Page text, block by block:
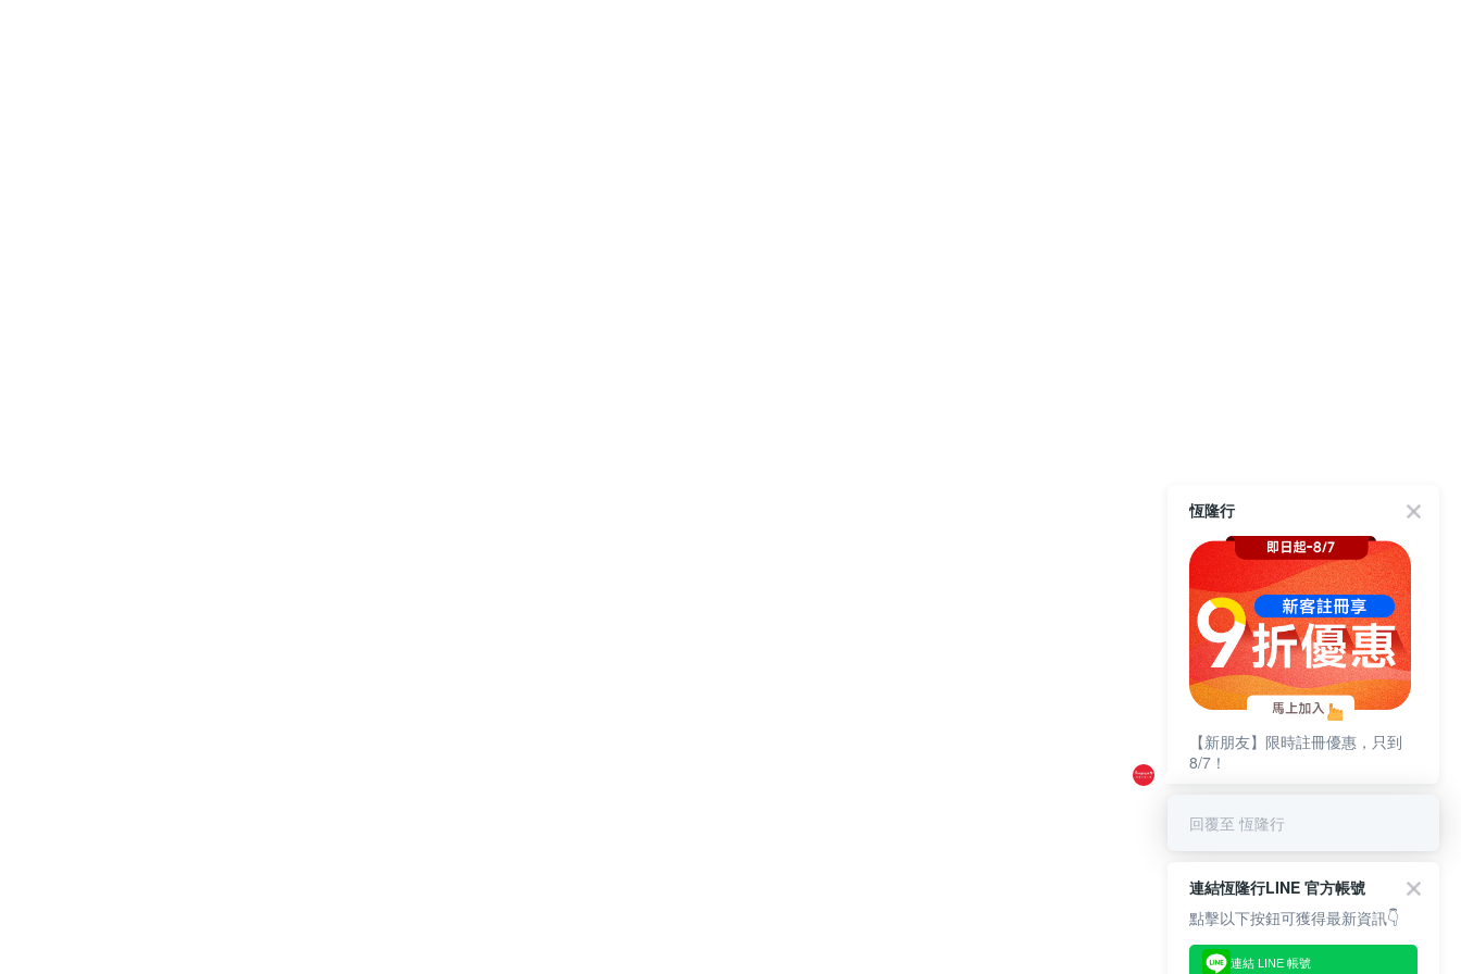
恆隆行
【新朋友】限時註冊優惠，只到
8/7！
回覆至 恆隆行
連結恆隆行LINE 官方帳號
點擊以下按鈕可獲得最新資訊👇
連結 LINE 帳號